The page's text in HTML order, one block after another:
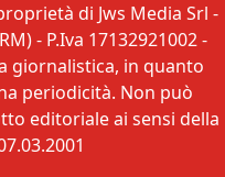
di Jws Media Srl -
- P.Iva 17132921002 -
giornalistica, in quanto
periodicità. Non può
editoriale ai sensi della